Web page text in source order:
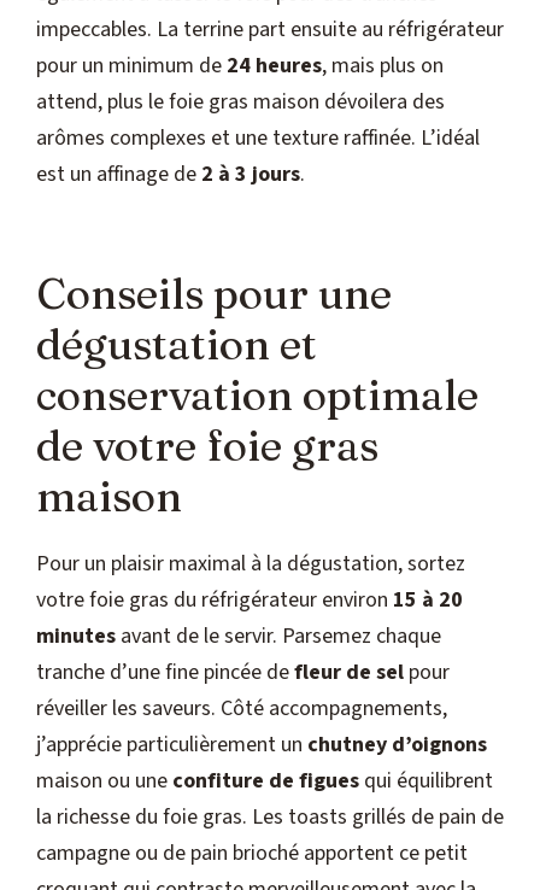
impeccables. La terrine part ensuite au réfrigérateur
pour un minimum de 24 heures, mais plus on
attend, plus le foie gras maison dévoilera des
arômes complexes et une texture raffinée. L’idéal
est un affinage de 2 à 3 jours.
Conseils pour une
dégustation et
conservation optimale
de votre foie gras
maison
Pour un plaisir maximal à la dégustation, sortez
votre foie gras du réfrigérateur environ 15 à 20
minutes avant de le servir. Parsemez chaque
tranche d’une fine pincée defleur de sel pour
réveiller les saveurs. Côté accompagnements,
j’apprécie particulièrement un chutney d’oignons
maison ou une confiture de figues qui équilibrent
la richesse du foie gras. Les toasts grillés de pain de
campagne ou de pain brioché apportent ce petit